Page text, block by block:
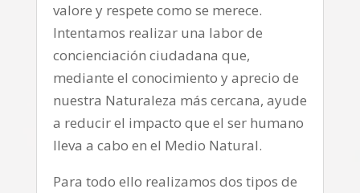
valore y respete como se merece.
Intentamos realizar una labor de
concienciación ciudadana que,
mediante el conocimiento y aprecio de
nuestra Naturaleza más cercana, ayude
a reducir el impacto que el ser humano
lleva a cabo en el Medio Natural.
Para todo ello realizamos dos tipos de